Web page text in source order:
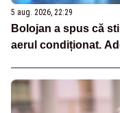
5 aug. 2026, 22:29
Bolojan a spus că
aerul condiționat.